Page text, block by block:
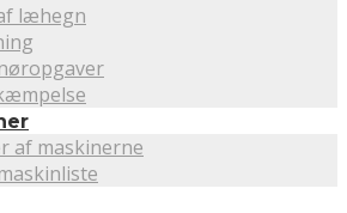
læhegn
af maskinerne